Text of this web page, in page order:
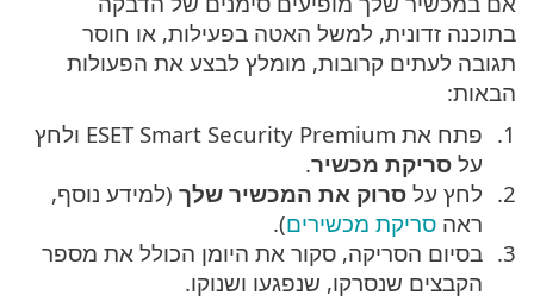
בתוכנה זדונית, למשל האטה בפעילות, או חוסר
תגובה לעתים קרובות, מומלץ לבצע את הפעולות
הבאות:
פתח את ESET Smart Security Premium ולחץ
על סריקת מכשיר.
לחץ על סרוק את המכשיר שלך (למידע נוסף,
ראה סריקת מכשירים).
בסיום הסריקה, סקור את היומן הכולל את מספר
הקבצים שנסרקו, שנפגעו ושנוקו.